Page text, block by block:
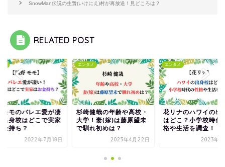
SnowMan伝説の生贄(いけにえ)村が再放送！見どころは？
RELATED POST
健哉の年齢や高校・
！妻(嫁)は藤原望未
初めは？
2023年4月22日
エンタメ
花リナのハワイの出身校
はどこ？小学校時代の性
格や生活を調査！
2023年2月8日
エンタメ
浦野モモのバレエ愛
い！出身校はどこで
はお金持ち？
2022年7